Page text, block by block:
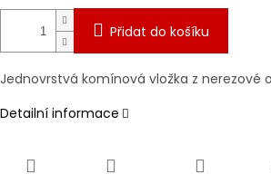
Přidat do košíku
Jednovrstvá komínová vložka z nerezové
Detailní informace